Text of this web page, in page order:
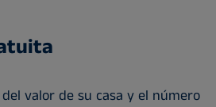
valor de su casa y el número